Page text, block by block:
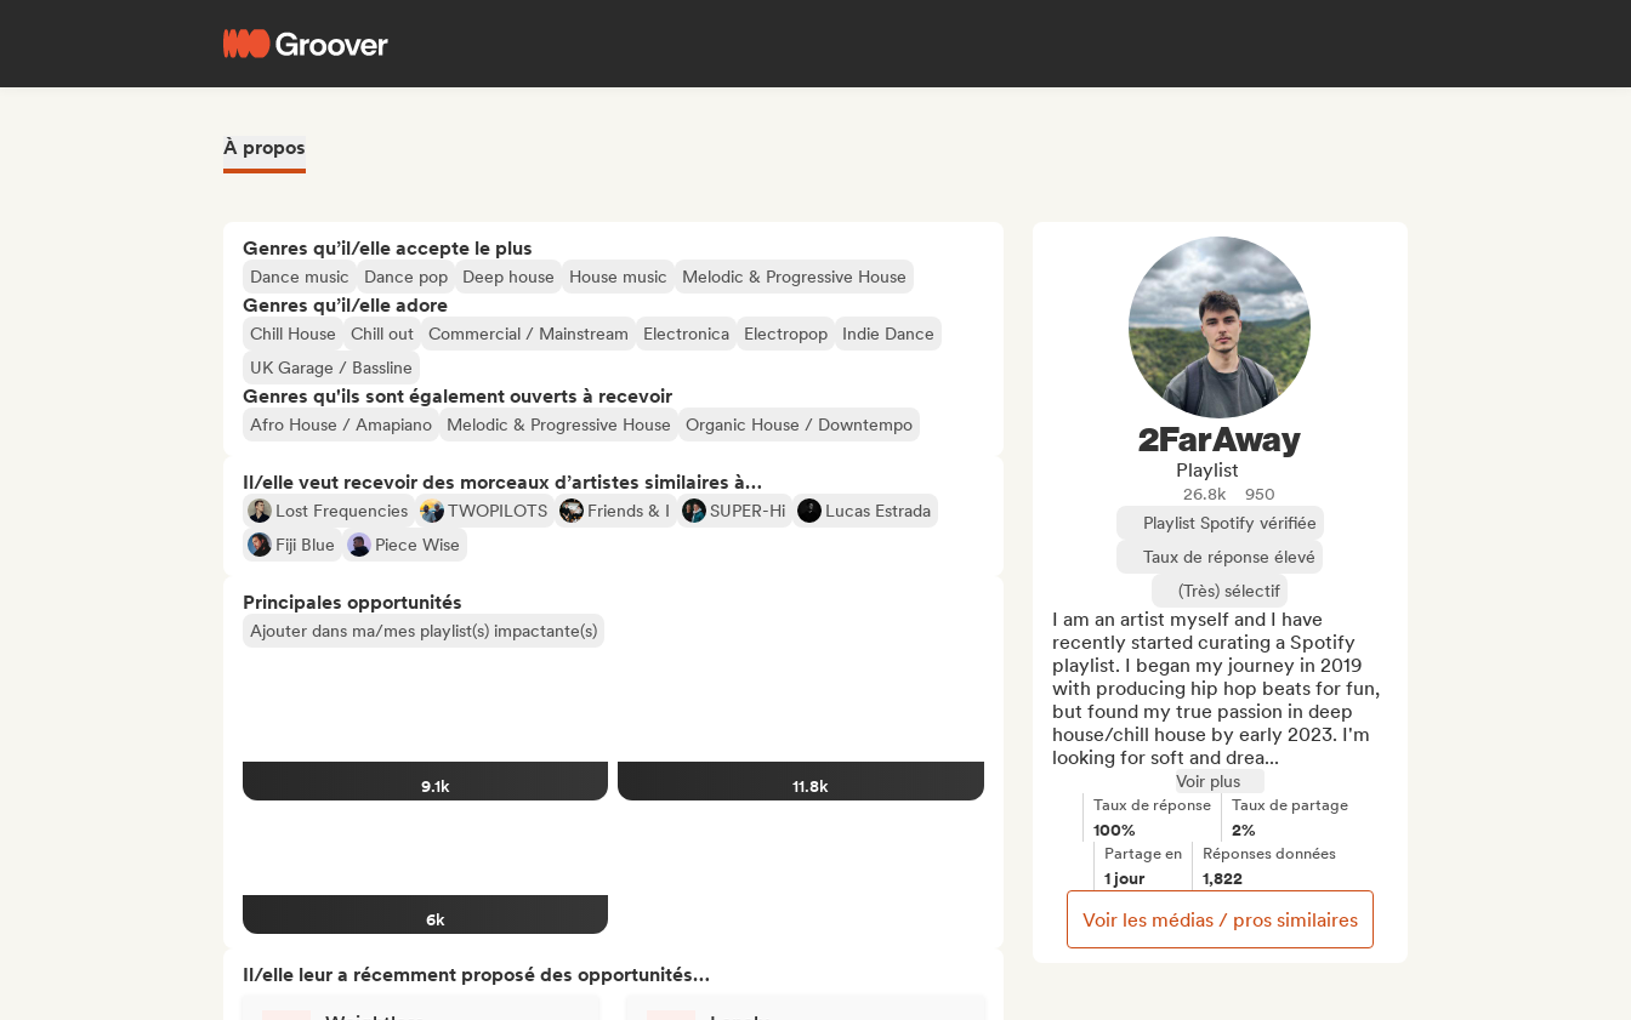
À propos
Genres qu’il/elle accepte le plus
Dance music Dance pop Deep house House music Melodic & Progressive House
Genres qu’il/elle adore
Chill House Chill out Commercial / Mainstream Electronica Electropop
Indie Dance
UK Garage / Bassline
Genres qu'ils sont également ouverts à recevoir
Afro House / Amapiano Melodic & Progressive House Organic House / Downtempo
Il/elle veut recevoir des morceaux d’artistes similaires à…
Lost Frequencies TWOPILOTS Friends & I SUPER-Hi
Lucas Estrada
Fiji Blue
Piece Wise
Principales opportunités
Ajouter dans ma/mes playlist(s) impactante(s)
9.1k 11.8k
6k
Il/elle leur a récemment proposé des opportunités…
2FarAway
Playlist
26.8k
950
Playlist Spotify vérifiée
Taux de réponse élevé
(Très) sélectif
I am an artist myself and I have
recently started curating a Spotify
playlist. I began my journey in 2019
with producing hip hop beats for fun,
but found my true passion in deep
house/chill house by early 2023. I'm
looking for soft and drea...
Voir plus
Taux de réponse
100%
Taux de partage
2%
Partage en
1 jour
Réponses données
1,822
Voir les médias / pros similaires